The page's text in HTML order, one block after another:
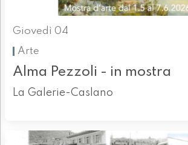
Giovedì 04
Arte
Alma Pezzoli - in mostra
La Galerie-Caslano